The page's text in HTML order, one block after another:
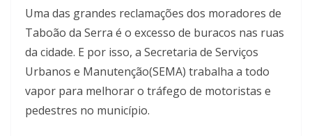
Uma das grandes reclamações dos moradores de
Taboão da Serra é o excesso de buracos nas ruas
da cidade. E por isso, a Secretaria de Serviços
Urbanos e Manutenção(SEMA) trabalha a todo
vapor para melhorar o tráfego de motoristas e
pedestres no município.